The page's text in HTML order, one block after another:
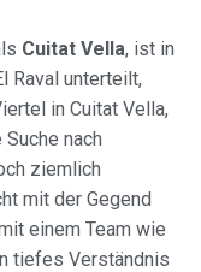
Cuitat Vella, ist in
Raval unterteilt,
in Cuitat Vella,
nach
ziemlich
mit der Gegend
einem Team wie
tiefes Verständnis